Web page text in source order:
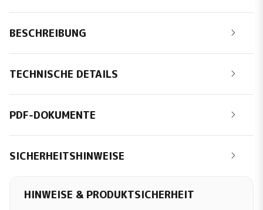
BESCHREIBUNG
TECHNISCHE DETAILS
PDF-DOKUMENTE
SICHERHEITSHINWEISE
HINWEISE & PRODUKTSICHERHEIT